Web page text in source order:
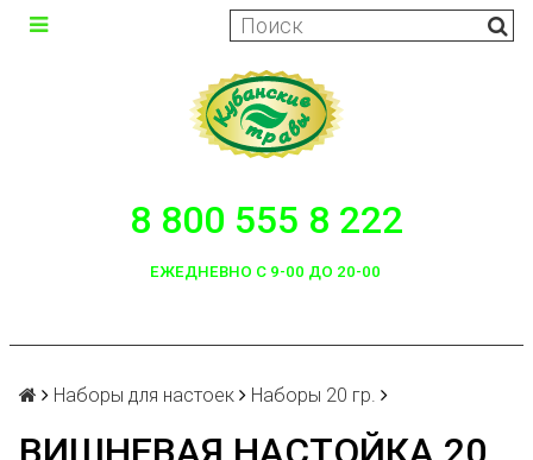
8 800 555 8 222
ЕЖЕДНЕВНО С 9-00 ДО 20-00
Наборы для настоек Наборы 20 гр.